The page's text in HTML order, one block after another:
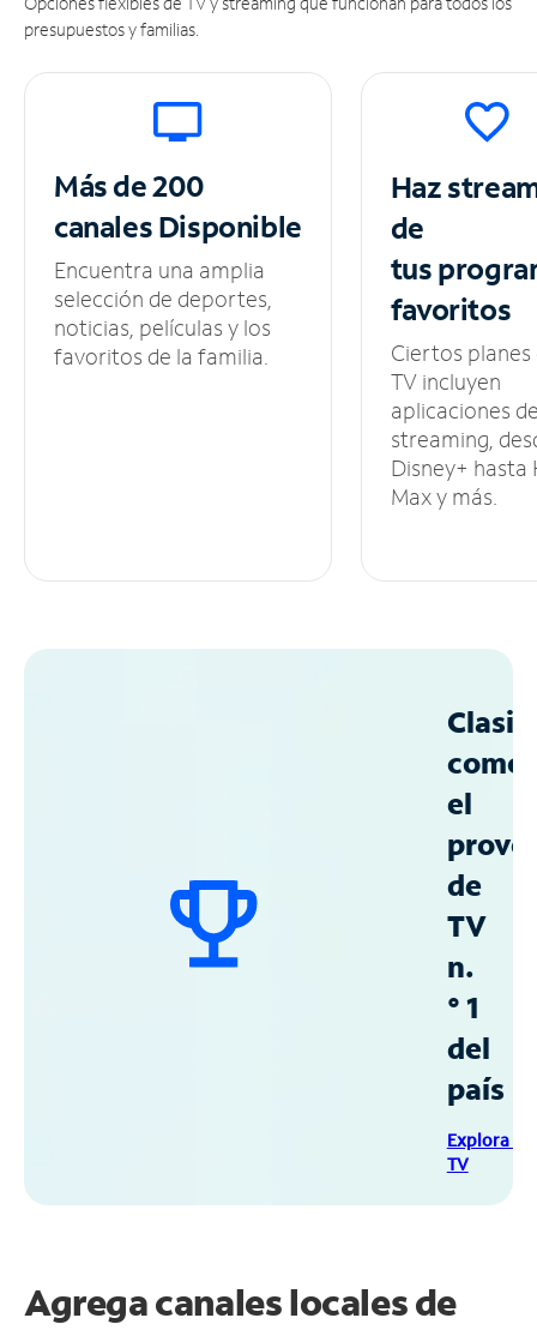
presupuestos y familias.
Más de 200
canalesDisponible
Encuentra una amplia
selección de deportes,
noticias, películas y los
favoritos de la familia.
Haz
de
tus
favoritos
Ciertos planes
TV incluyen
aplicaciones
streaming,
Disney+ hasta
Max y más.
como
el
de
TV
n.
° 1
del
país
Explora
TV
Agrega canales locales de